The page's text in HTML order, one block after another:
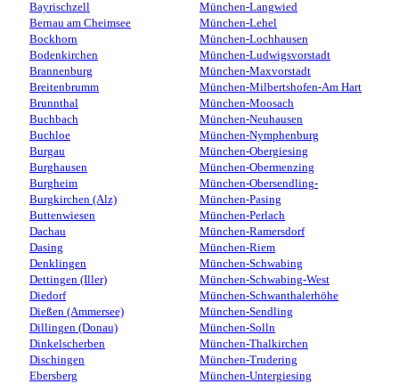
Bayrischzell
Bernau am Cheimsee
Bockhorn
Bodenkirchen
Brannenburg
Breitenbrumm
Brunnthal
Buchbach
Buchloe
Burgau
Burghausen
Burgheim
Burgkirchen (Alz)
Buttenwiesen
Dachau
Dasing
Denklingen
Dettingen (Iller)
Diedorf
Dießen (Ammersee)
Dillingen (Donau)
Dinkelscherben
Dischingen
Ebersberg
München-Langwied
München-Lehel
München-Lochhausen
München-Ludwigsvorstadt
München-Maxvorstadt
München-Milbertshofen-Am Hart
München-Moosach
München-Neuhausen
München-Nymphenburg
München-Obergiesing
München-Obermenzing
München-Obersendling-
München-Pasing
München-Perlach
München-Ramersdorf
München-Riem
München-Schwabing
München-Schwabing-West
München-Schwanthalerhöhe
München-Sendling
München-Solln
München-Thalkirchen
München-Trudering
München-Untergiesing